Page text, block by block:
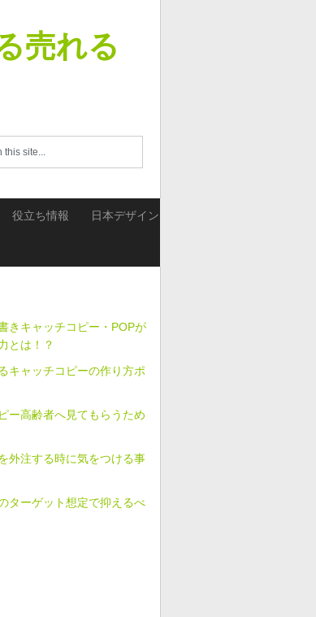
売れる
役立ち情報 日本デザイン
きキャッチコピー・POPが
とは！？
キャッチコピーの作り方ポ
ー高齢者へ見てもらうため
外注する時に気をつける事
ターゲット想定で抑えるべ